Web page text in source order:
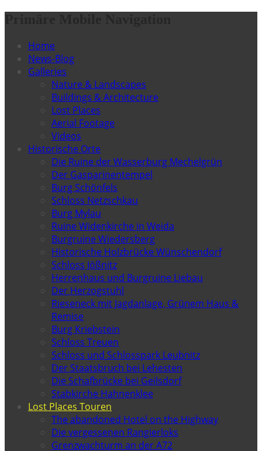
Home
News-Blog
Galleries
Nature & Landscapes
Buildings & Architecture
Lost Places
Aerial Footage
Videos
Historische Orte
Die Ruine der Wasserburg Mechelgrün
Der Gasparinentempel
Burg Schönfels
Schloss Netzschkau
Burg Mylau
Ruine Widenkirche in Weida
Burgruine Wiedersberg
Historische Holzbrücke Wünschendorf
Schloss Jößnitz
Herrenhaus und Burgruine Liebau
Der Herzogstuhl
Rieseneck mit Jagdanlage, Grünem Haus &
Remise
Burg Kriebstein
Schloss Treuen
Schloss und Schlosspark Leubnitz
Der Staatsbruch bei Lehesten
Die Schafbrücke bei Geilsdorf
Stabkirche Hahnenklee
Lost Places Touren
The abandoned Hotel on the Highway
Die vergessenen Rangierloks
Grenzwachturm an der A72